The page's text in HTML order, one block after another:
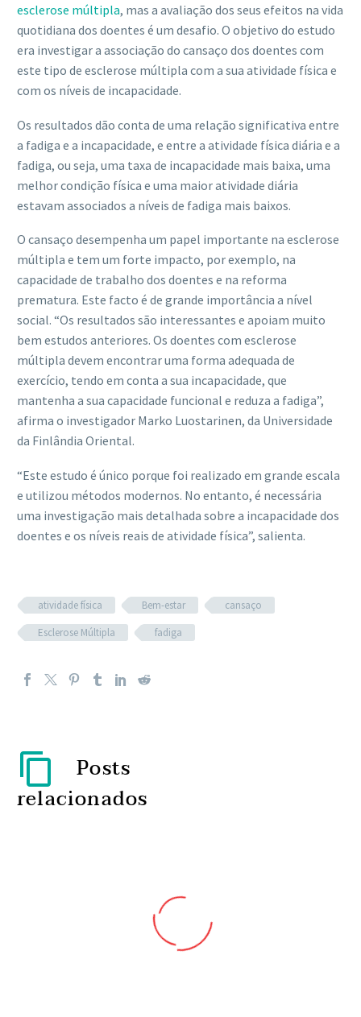
esclerose múltipla, mas a avaliação dos seus efeitos na vida
quotidiana dos doentes é um desafio. O objetivo do estudo
era investigar a associação do cansaço dos doentes com
este tipo de esclerose múltipla com a sua atividade física e
com os níveis de incapacidade.
Os resultados dão conta de uma relação significativa entre
a fadiga e a incapacidade, e entre a atividade física diária e a
fadiga, ou seja, uma taxa de incapacidade mais baixa, uma
melhor condição física e uma maior atividade diária
estavam associados a níveis de fadiga mais baixos.
O cansaço desempenha um papel importante na esclerose
múltipla e tem um forte impacto, por exemplo, na
capacidade de trabalho dos doentes e na reforma
prematura. Este facto é de grande importância a nível
social. “Os resultados são interessantes e apoiam muito
bem estudos anteriores. Os doentes com esclerose
múltipla devem encontrar uma forma adequada de
exercício, tendo em conta a sua incapacidade, que
mantenha a sua capacidade funcional e reduza a fadiga”,
afirma o investigador Marko Luostarinen, da Universidade
da Finlândia Oriental.
“Este estudo é único porque foi realizado em grande escala
e utilizou métodos modernos. No entanto, é necessária
uma investigação mais detalhada sobre a incapacidade dos
doentes e os níveis reais de atividade física”, salienta.
atividade física Bem-estar
cansaço
Esclerose Múltipla
fadiga
Posts
relacionados